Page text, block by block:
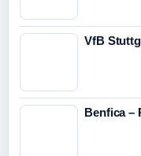
VfB
Benfica –